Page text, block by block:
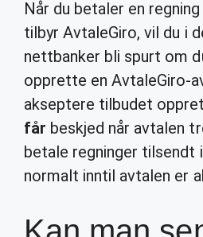
Når du betaler en
tilbyr AvtaleGiro, vil du i
nettbanker bli spurt om
opprette en AvtaleGiro-
akseptere tilbudet
får beskjed når avtalen
betale regninger tilsendt
normalt inntil avtalen er